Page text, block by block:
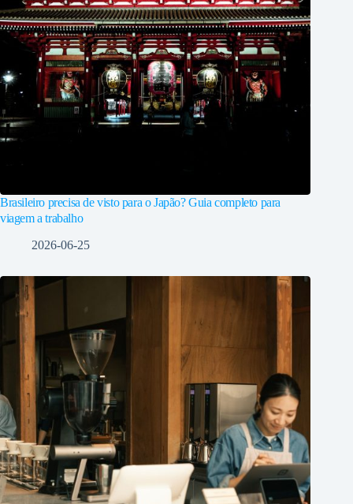
Brasileiro precisa de visto para o Japão? Guia completo para
viagem a trabalho
2026-06-25